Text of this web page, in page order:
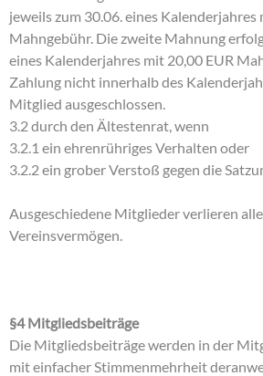
jeweils zum 30.06. eines Kalenderjahres
Mahngebühr. Die zweite Mahnung
eines Kalenderjahres mit 20,00 EUR
Zahlung nicht innerhalb des
Mitglied ausgeschlossen.
3.2 durch den Ältestenrat, wenn
3.2.1 ein ehrenrühriges Verhalten oder
3.2.2 ein grober Verstoß gegen die
Ausgeschiedene Mitglieder verlieren
Vereinsvermögen.
§4 Mitgliedsbeiträge
Die Mitgliedsbeiträge werden in der
mit einfacher Stimmenmehrheit